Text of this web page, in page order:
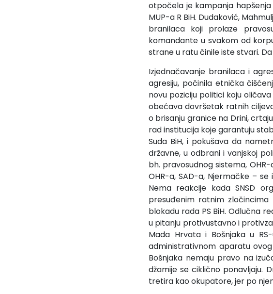
otpočela je kampanja
MUP-a R BiH. Dudaković,
branilaca koji prolaze
komandante u svakom od
strane u ratu činile iste stvari.
Izjednačavanje branilaca i
agresiju, počinila etnička
novu poziciju politici koju
obećava dovršetak ratnih
o brisanju granice na Drini,
rad institucija koje garantuju
Suda BiH, i pokušava da
državne, u odbrani i vanjskoj
bh. pravosudnog sistema,
OHR-a, SAD-a, Njermačke –
Nema reakcije kada SNSD
presuđenim ratnim zločincima
blokadu rada PS BiH. Odlučna
u pitanju protivustavno i
Mada Hrvata i Bošnjaka u
administrativnom aparatu
Bošnjaka nemaju pravo na
džamije se ciklično ponavljaju.
tretira kao okupatore, jer po